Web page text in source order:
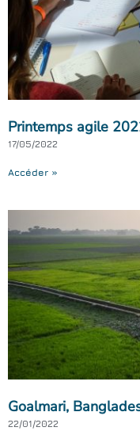
Printemps agile
17/05/2022
Accéder »
Goalmari,
22/01/2022